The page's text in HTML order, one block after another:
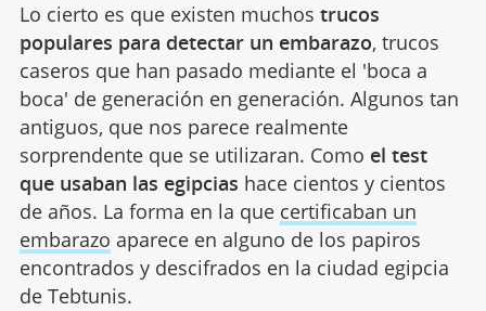
Lo cierto es que existen muchos trucos
populares para detectar un embarazo, trucos
caseros que han pasado mediante el 'boca a
boca' de generación en generación. Algunos tan
antiguos, que nos parece realmente
sorprendente que se utilizaran. Como el test
que usaban las egipcias hace cientos y cientos
de años. La forma en la que certificaban un
embarazo aparece en alguno de los papiros
encontrados y descifrados en la ciudad egipcia
de Tebtunis.